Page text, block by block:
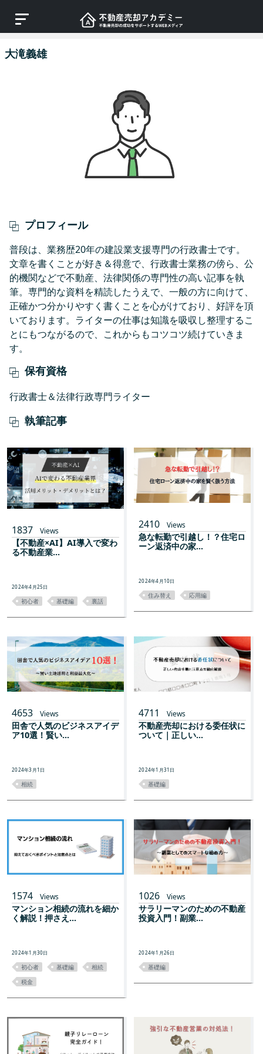
大滝義雄
プロフィール
普段は、業務歴20年の建設業支援専門の行政書士です。
文章を書くことが好き＆得意で、行政書士業務の傍ら、公
的機関などで不動産、法律関係の専門性の高い記事を執
筆。専門的な資料を精読したうえで、一般の方に向けて、
正確かつ分かりやすく書くことを心がけており、好評を頂
いております。ライターの仕事は知識を吸収し整理するこ
とにもつながるので、これからもコツコツ続けていきま
す。
保有資格
行政書士＆法律行政専門ライター
執筆記事
1837 Views
【不動産×AI】AI導入で変わ
る不動産業...
2024年4月25日
初心者 基礎編 裏話
2410 Views
急な転勤で引越し！？住宅ロ
ーン返済中の家...
2024年4月10日
住み替え 応用編
4653 Views
田舎で人気のビジネスアイデ
ア10選！賢い...
2024年3月1日
相続
4711 Views
不動産売却における委任状に
ついて｜正しい...
2024年1月31日
基礎編
1574 Views
マンション相続の流れを細か
く解説！押さえ...
2024年1月30日
初心者 基礎編
相続
税金
1026 Views
サラリーマンのための不動産
投資入門！副業...
2024年1月26日
基礎編